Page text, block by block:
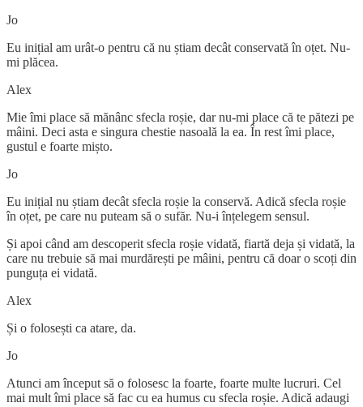
Jo
Eu inițial am urât-o pentru că nu știam decât conservată în oțet. Nu-
mi plăcea.
Alex
Mie îmi place să mănânc sfecla roșie, dar nu-mi place că te pătezi pe
mâini. Deci asta e singura chestie nasoală la ea. În rest îmi place,
gustul e foarte mișto.
Jo
Eu inițial nu știam decât sfecla roșie la conservă. Adică sfecla roșie
în oțet, pe care nu puteam să o sufăr. Nu-i înțelegem sensul.
Și apoi când am descoperit sfecla roșie vidată, fiartă deja și vidată, la
care nu trebuie să mai murdărești pe mâini, pentru că doar o scoți din
punguța ei vidată.
Alex
Și o folosești ca atare, da.
Jo
Atunci am început să o folosesc la foarte, foarte multe lucruri. Cel
mai mult îmi place să fac cu ea humus cu sfecla roșie. Adică adaugi